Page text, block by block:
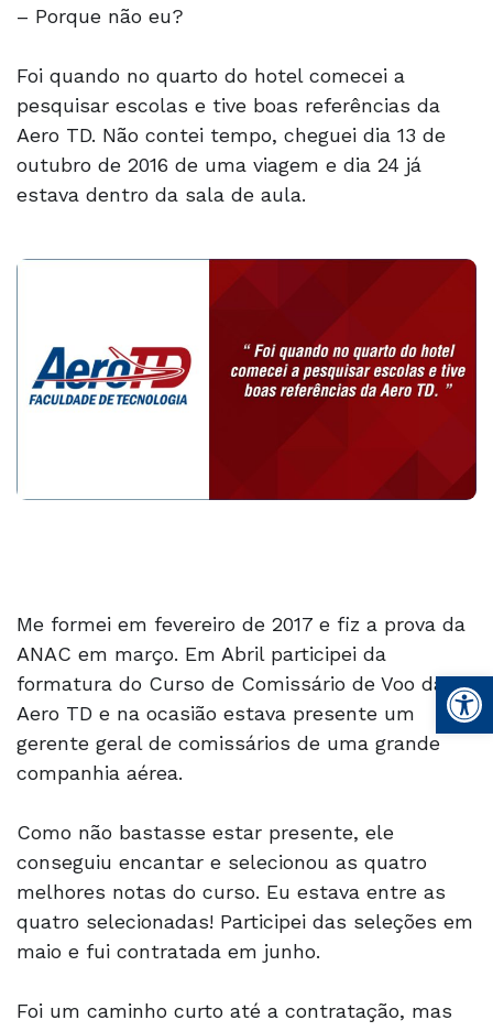
– Porque não eu?
Foi quando no quarto do hotel comecei a
pesquisar escolas e tive boas referências da
Aero TD. Não contei tempo, cheguei dia 13 de
outubro de 2016 de uma viagem e dia 24 já
estava dentro da sala de aula.
Me formei em fevereiro de 2017 e fiz a prova da
ANAC em março. Em Abril participei da
formatura do Curso de Comissário de Voo da
Aero TD e na ocasião estava presente um
gerente geral de comissários de uma grande
companhia aérea.
Como não bastasse estar presente, ele
conseguiu encantar e selecionou as quatro
melhores notas do curso. Eu estava entre as
quatro selecionadas! Participei das seleções em
maio e fui contratada em junho.
Foi um caminho curto até a contratação, mas